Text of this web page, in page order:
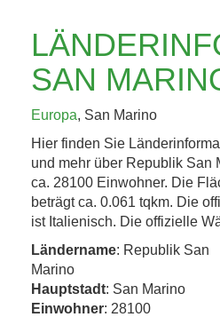
K.U.K.-
TRÜFFEL
Jetzt
SAN
Europa, San Marino
Hier finden Sie
und mehr über Republik San
ca. 28100 Einwohner. Die
beträgt ca. 0.061 tqkm. Die
ist Italienisch. Die offizielle
Ländername: Republik San
Marino
Hauptstadt: San Marino
Einwohner: 28100